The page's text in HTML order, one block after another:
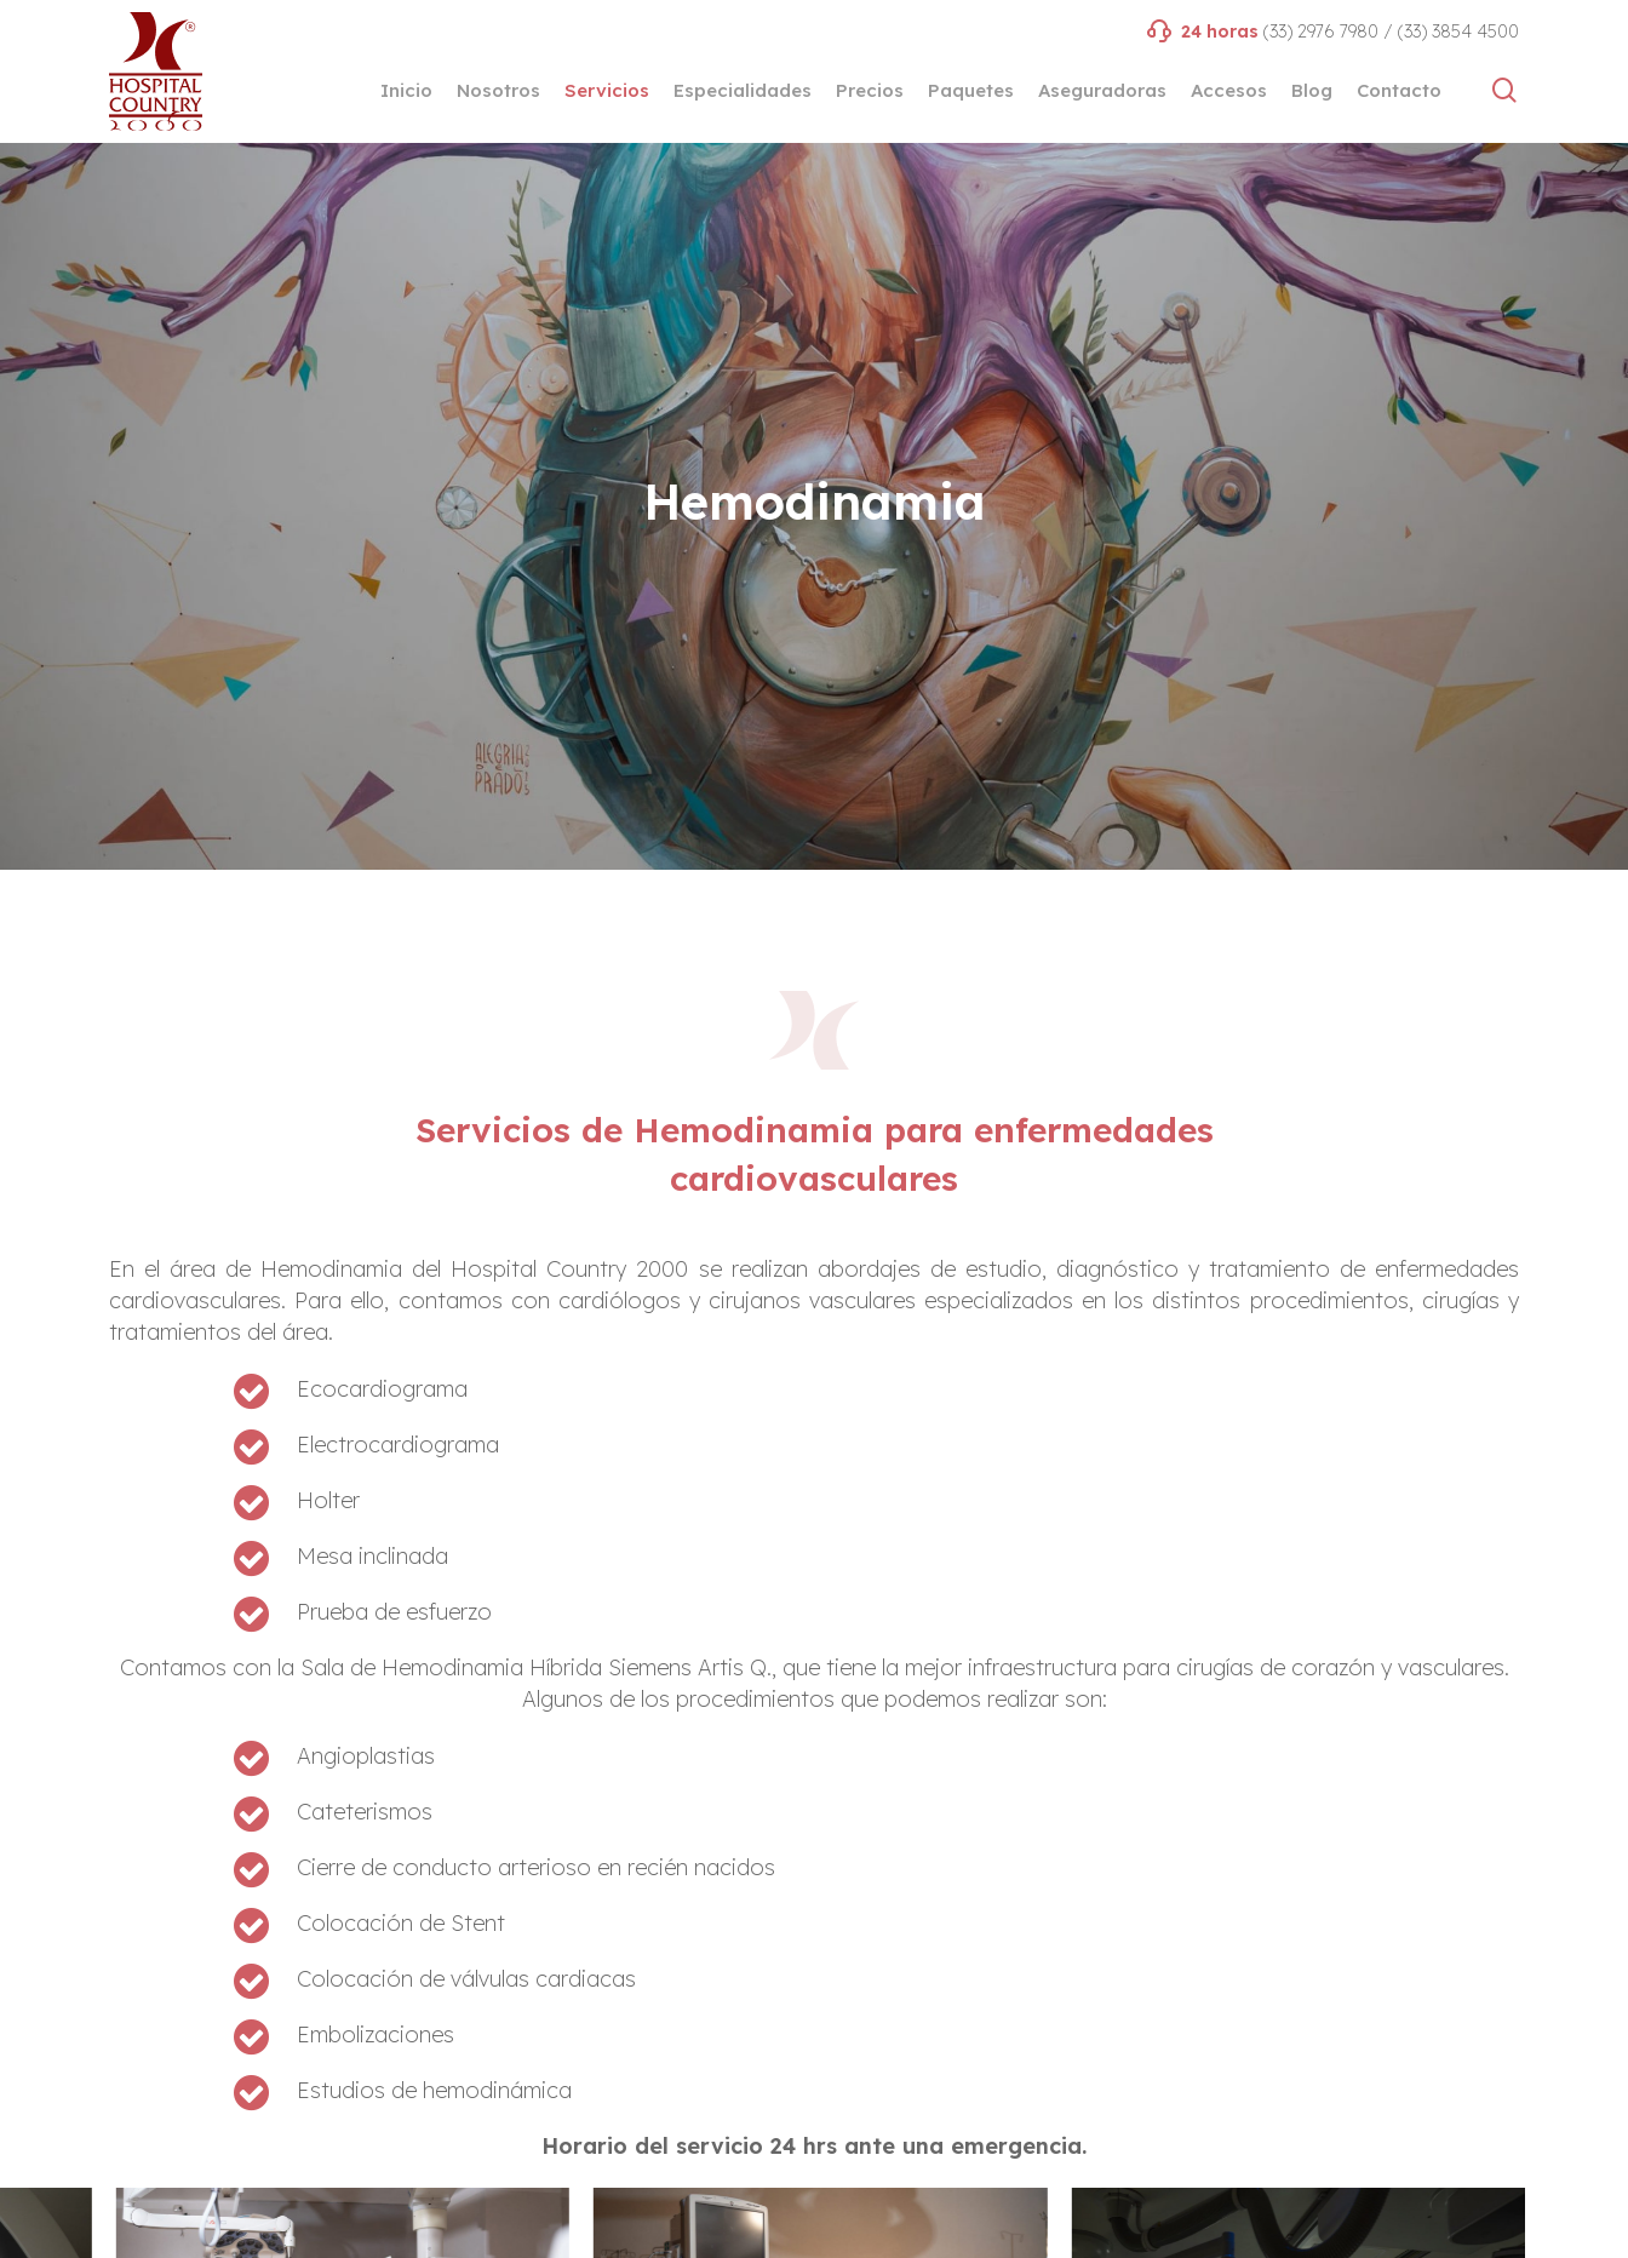
24 horas (33) 2976 7980 / (33) 3854 4500
Inicio Nosotros Servicios Especialidades Precios Paquetes Aseguradoras Accesos Blog Contacto
Hemodinamia
Servicios de Hemodinamia para enfermedades
cardiovasculares
En el área de Hemodinamia del Hospital Country 2000 se realizan abordajes de estudio, diagnóstico y tratamiento de enfermedades
cardiovasculares. Para ello, contamos con cardiólogos y cirujanos vasculares especializados en los distintos procedimientos, cirugías y
tratamientos del área.
Ecocardiograma
Electrocardiograma
Holter
Mesa inclinada
Prueba de esfuerzo
Contamos con la Sala de Hemodinamia Híbrida Siemens Artis Q., que tiene la mejor infraestructura para cirugías de corazón y vasculares.
Algunos de los procedimientos que podemos realizar son:
Angioplastias
Cateterismos
Cierre de conducto arterioso en recién nacidos
Colocación de Stent
Colocación de válvulas cardiacas
Embolizaciones
Estudios de hemodinámica
Horario del servicio 24 hrs ante una emergencia.